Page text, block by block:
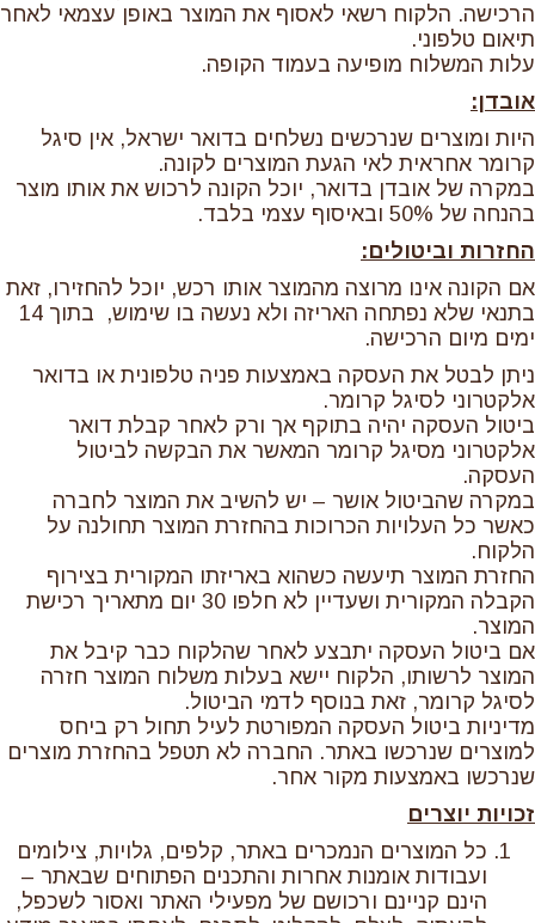
הרכישה. הלקוח רשאי לאסוף את המוצר באופן עצמאי לאחר
תיאום טלפוני.
עלות המשלוח מופיעה בעמוד הקופה.
אובדן:
היות ומוצרים שנרכשים נשלחים בדואר ישראל, אין סיגל
קרומר אחראית לאי הגעת המוצרים לקונה.
במקרה של אובדן בדואר, יוכל הקונה לרכוש את אותו מוצר
בהנחה של 50% ובאיסוף עצמי בלבד.
החזרות וביטולים:
אם הקונה אינו מרוצה מהמוצר אותו רכש, יוכל להחזירו, זאת
בתנאי שלא נפתחה האריזה ולא נעשה בו שימוש, בתוך 14
ימים מיום הרכישה.
ניתן לבטל את העסקה באמצעות פניה טלפונית או בדואר
אלקטרוני לסיגל קרומר.
ביטול העסקה יהיה בתוקף אך ורק לאחר קבלת דואר
אלקטרוני מסיגל קרומר המאשר את הבקשה לביטול
העסקה.
במקרה שהביטול אושר – יש להשיב את המוצר לחברה
כאשר כל העלויות הכרוכות בהחזרת המוצר תחולנה על
הלקוח.
החזרת המוצר תיעשה כשהוא באריזתו המקורית בצירוף
הקבלה המקורית ושעדיין לא חלפו 30 יום מתאריך רכישת
המוצר.
אם ביטול העסקה יתבצע לאחר שהלקוח כבר קיבל את
המוצר לרשותו, הלקוח יישא בעלות משלוח המוצר חזרה
לסיגל קרומר, זאת בנוסף לדמי הביטול.
מדיניות ביטול העסקה המפורטת לעיל תחול רק ביחס
למוצרים שנרכשו באתר. החברה לא תטפל בהחזרת מוצרים
שנרכשו באמצעות מקור אחר.
זכויות יוצרים
כל המוצרים הנמכרים באתר, קלפים, גלויות, צילומים
ועבודות אומנות אחרות והתכנים הפתוחים שבאתר –
הינם קניינם ורכושם של מפעילי האתר ואסור לשכפל,